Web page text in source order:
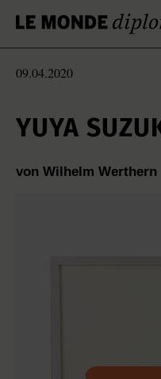
09.04.2020
YUYA
von Wilhelm Werthern